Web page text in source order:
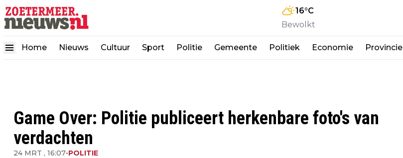
16°C
Bewolkt
Home Nieuws Cultuur Sport Politie Gemeente Politiek Economie Provincie
Game Over: Politie publiceert herkenbare foto's van
verdachten
24 MRT , 16:07•POLITIE